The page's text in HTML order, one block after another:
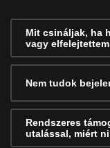
Mit csináljak, ha
vagy
Nem tudok
Rendszeres
utalással, miért